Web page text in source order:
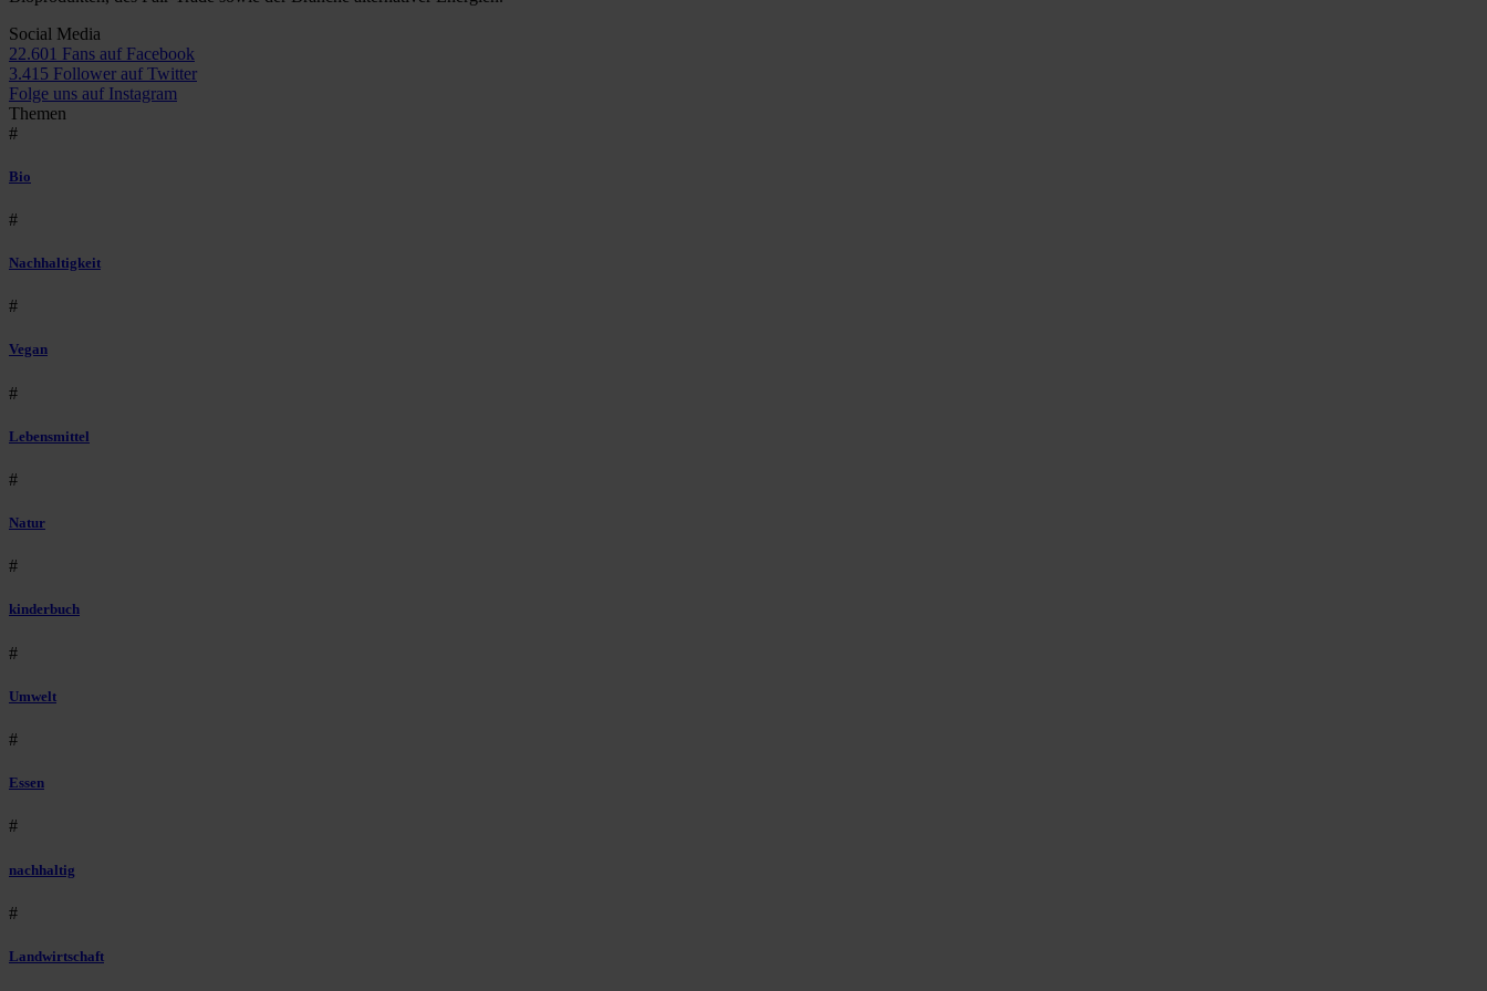
Social Media
22.601 Fans auf Facebook
3.415 Follower auf Twitter
Folge uns auf Instagram
Themen
#
Bio
#
Nachhaltigkeit
#
Vegan
#
Lebensmittel
#
Natur
#
kinderbuch
#
Umwelt
#
Essen
#
nachhaltig
#
Landwirtschaft